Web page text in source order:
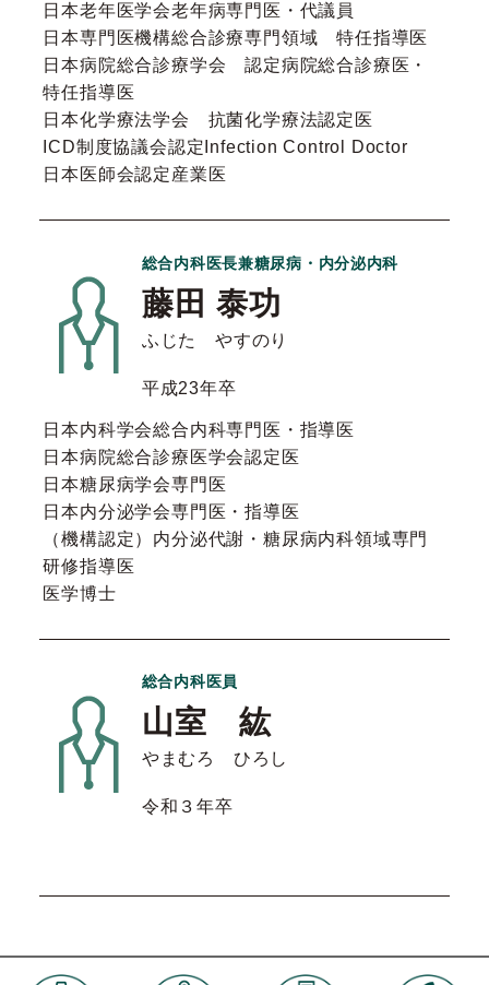
日本老年医学会老年病専門医・代議員
日本専門医機構総合診療専門領域 特任指導医
日本病院総合診療学会 認定病院総合診療医・
特任指導医
日本化学療法学会 抗菌化学療法認定医
ICD制度協議会認定Infection Control Doctor
日本医師会認定産業医
総合内科医長兼糖尿病・内分泌内科
藤田 泰功
ふじた やすのり
平成23年卒
日本内科学会総合内科専門医・指導医
日本病院総合診療医学会認定医
日本糖尿病学会専門医
日本内分泌学会専門医・指導医
（機構認定）内分泌代謝・糖尿病内科領域専門
研修指導医
医学博士
総合内科医員
山室 紘
やまむろ ひろし
令和３年卒